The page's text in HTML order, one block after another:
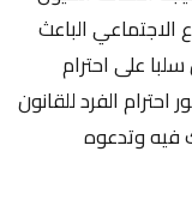
الباعث
على احترام
الفرد للقانون
فيه وتدعوه